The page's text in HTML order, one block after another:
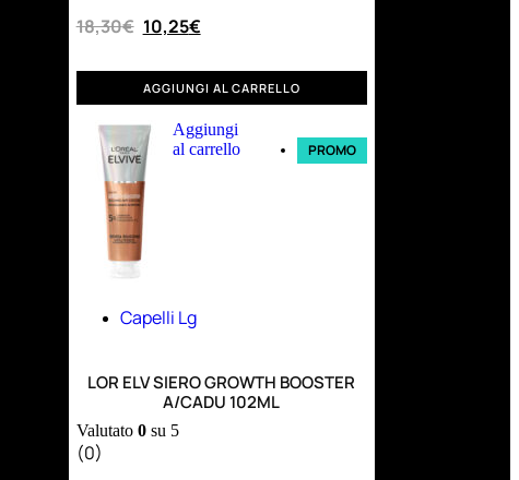
18,30€ 10,25€
AGGIUNGI AL CARRELLO
Aggiungi
al carrello
PROMO
Capelli Lg
LOR ELV SIERO GROWTH BOOSTER
A/CADU 102ML
Valutato 0su 5
(0)